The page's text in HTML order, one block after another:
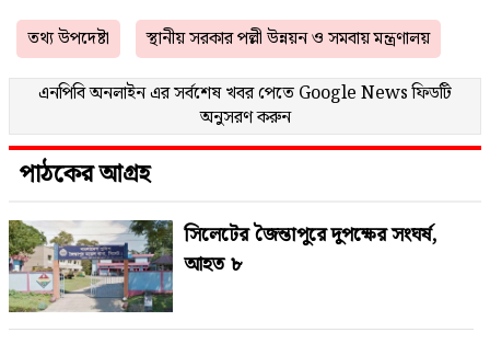
তথ্য উপদেষ্টা
স্থানীয় সরকার পল্লী উন্নয়ন ও সমবায় মন্ত্রণালয়
এনপিবি অনলাইন এর সর্বশেষ খবর পেতে Google Newsফিডটি
অনুসরণ করুন
পাঠকের আগ্রহ
সিলেটের জৈন্তাপুরে দুপক্ষের সংঘর্ষ,
আহত ৮